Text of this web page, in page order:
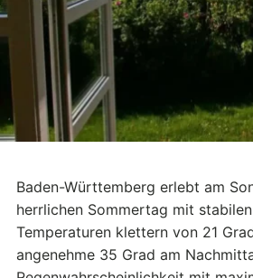
Baden-Württemberg erlebt am
herrlichen Sommertag mit
Temperaturen klettern von 21
angenehme 35 Grad am